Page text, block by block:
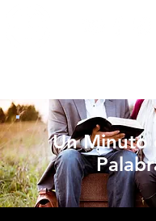
Un Minuto